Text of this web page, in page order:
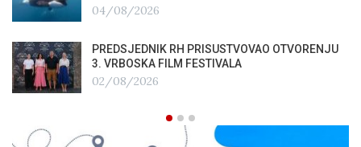
04/08/2026
PREDSJEDNIK RH PRISUSTVOVAO OTVORENJU
3. VRBOSKA FILM FESTIVALA
02/08/2026